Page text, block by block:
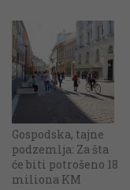
Gospodska, tajne
podzemlja: Za šta
će biti potrošeno 18
miliona KM